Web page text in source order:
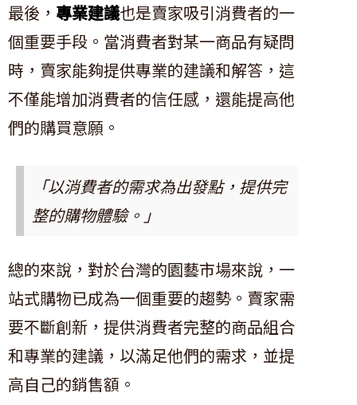
最後， 專業建議也是賣家吸引消費者的一
個重要手段。當消費者對某一商品有疑問
時，賣家能夠提供專業的建議和解答，這
不僅能增加消費者的信任感，還能提高他
們的購買意願。
「以消費者的需求為出發點，提供完
整的購物體驗。」
總的來說，對於台灣的園藝市場來說，一
站式購物已成為一個重要的趨勢。賣家需
要不斷創新，提供消費者完整的商品組合
和專業的建議，以滿足他們的需求，並提
高自己的銷售額。